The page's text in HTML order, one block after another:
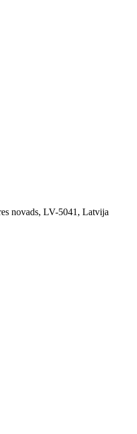
novads, LV-5041, Latvija